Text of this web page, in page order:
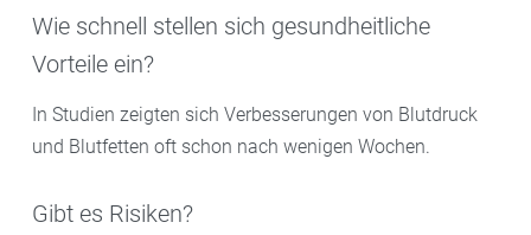
Wie schnell stellen sich gesundheitliche
Vorteile ein?
In Studien zeigten sich Verbesserungen von Blutdruck
und Blutfetten oft schon nach wenigen Wochen.
Gibt es Risiken?